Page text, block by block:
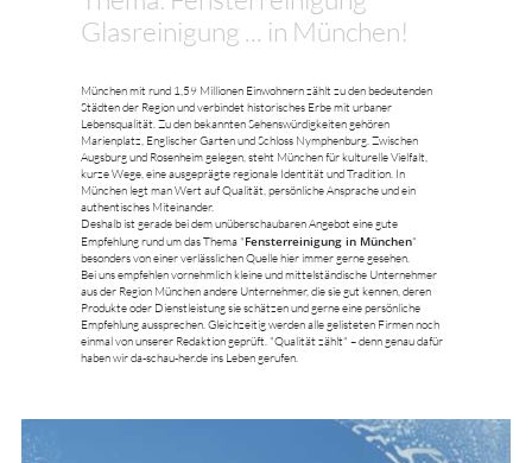
Glasreinigung ... in München!
München mit rund 1,59 Millionen Einwohnern zählt zu den bedeutenden
Städten der Region und verbindet historisches Erbe mit urbaner
Lebensqualität. Zu den bekannten Sehenswürdigkeiten gehören
Marienplatz, Englischer Garten und Schloss Nymphenburg. Zwischen
Augsburg und Rosenheim gelegen, steht München für kulturelle Vielfalt,
kurze Wege, eine ausgeprägte regionale Identität und Tradition. In
München legt man Wert auf Qualität, persönliche Ansprache und ein
authentisches Miteinander.
Deshalb ist gerade bei dem unüberschaubaren Angebot eine gute
Empfehlung rund um das Thema "Fensterreinigung in München"
besonders von einer verlässlichen Quelle hier immer gerne gesehen.
Bei uns empfehlen vornehmlich kleine und mittelständische Unternehmer
aus der Region München andere Unternehmer, die sie gut kennen, deren
Produkte oder Dienstleistung sie schätzen und gerne eine persönliche
Empfehlung aussprechen. Gleichzeitig werden alle gelisteten Firmen noch
einmal von unserer Redaktion geprüft. "Qualität zählt" – denn genau dafür
haben wir da-schau-her.de ins Leben gerufen.